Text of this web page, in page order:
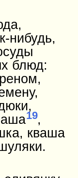
нибудь,
блюд:
19,
кваша